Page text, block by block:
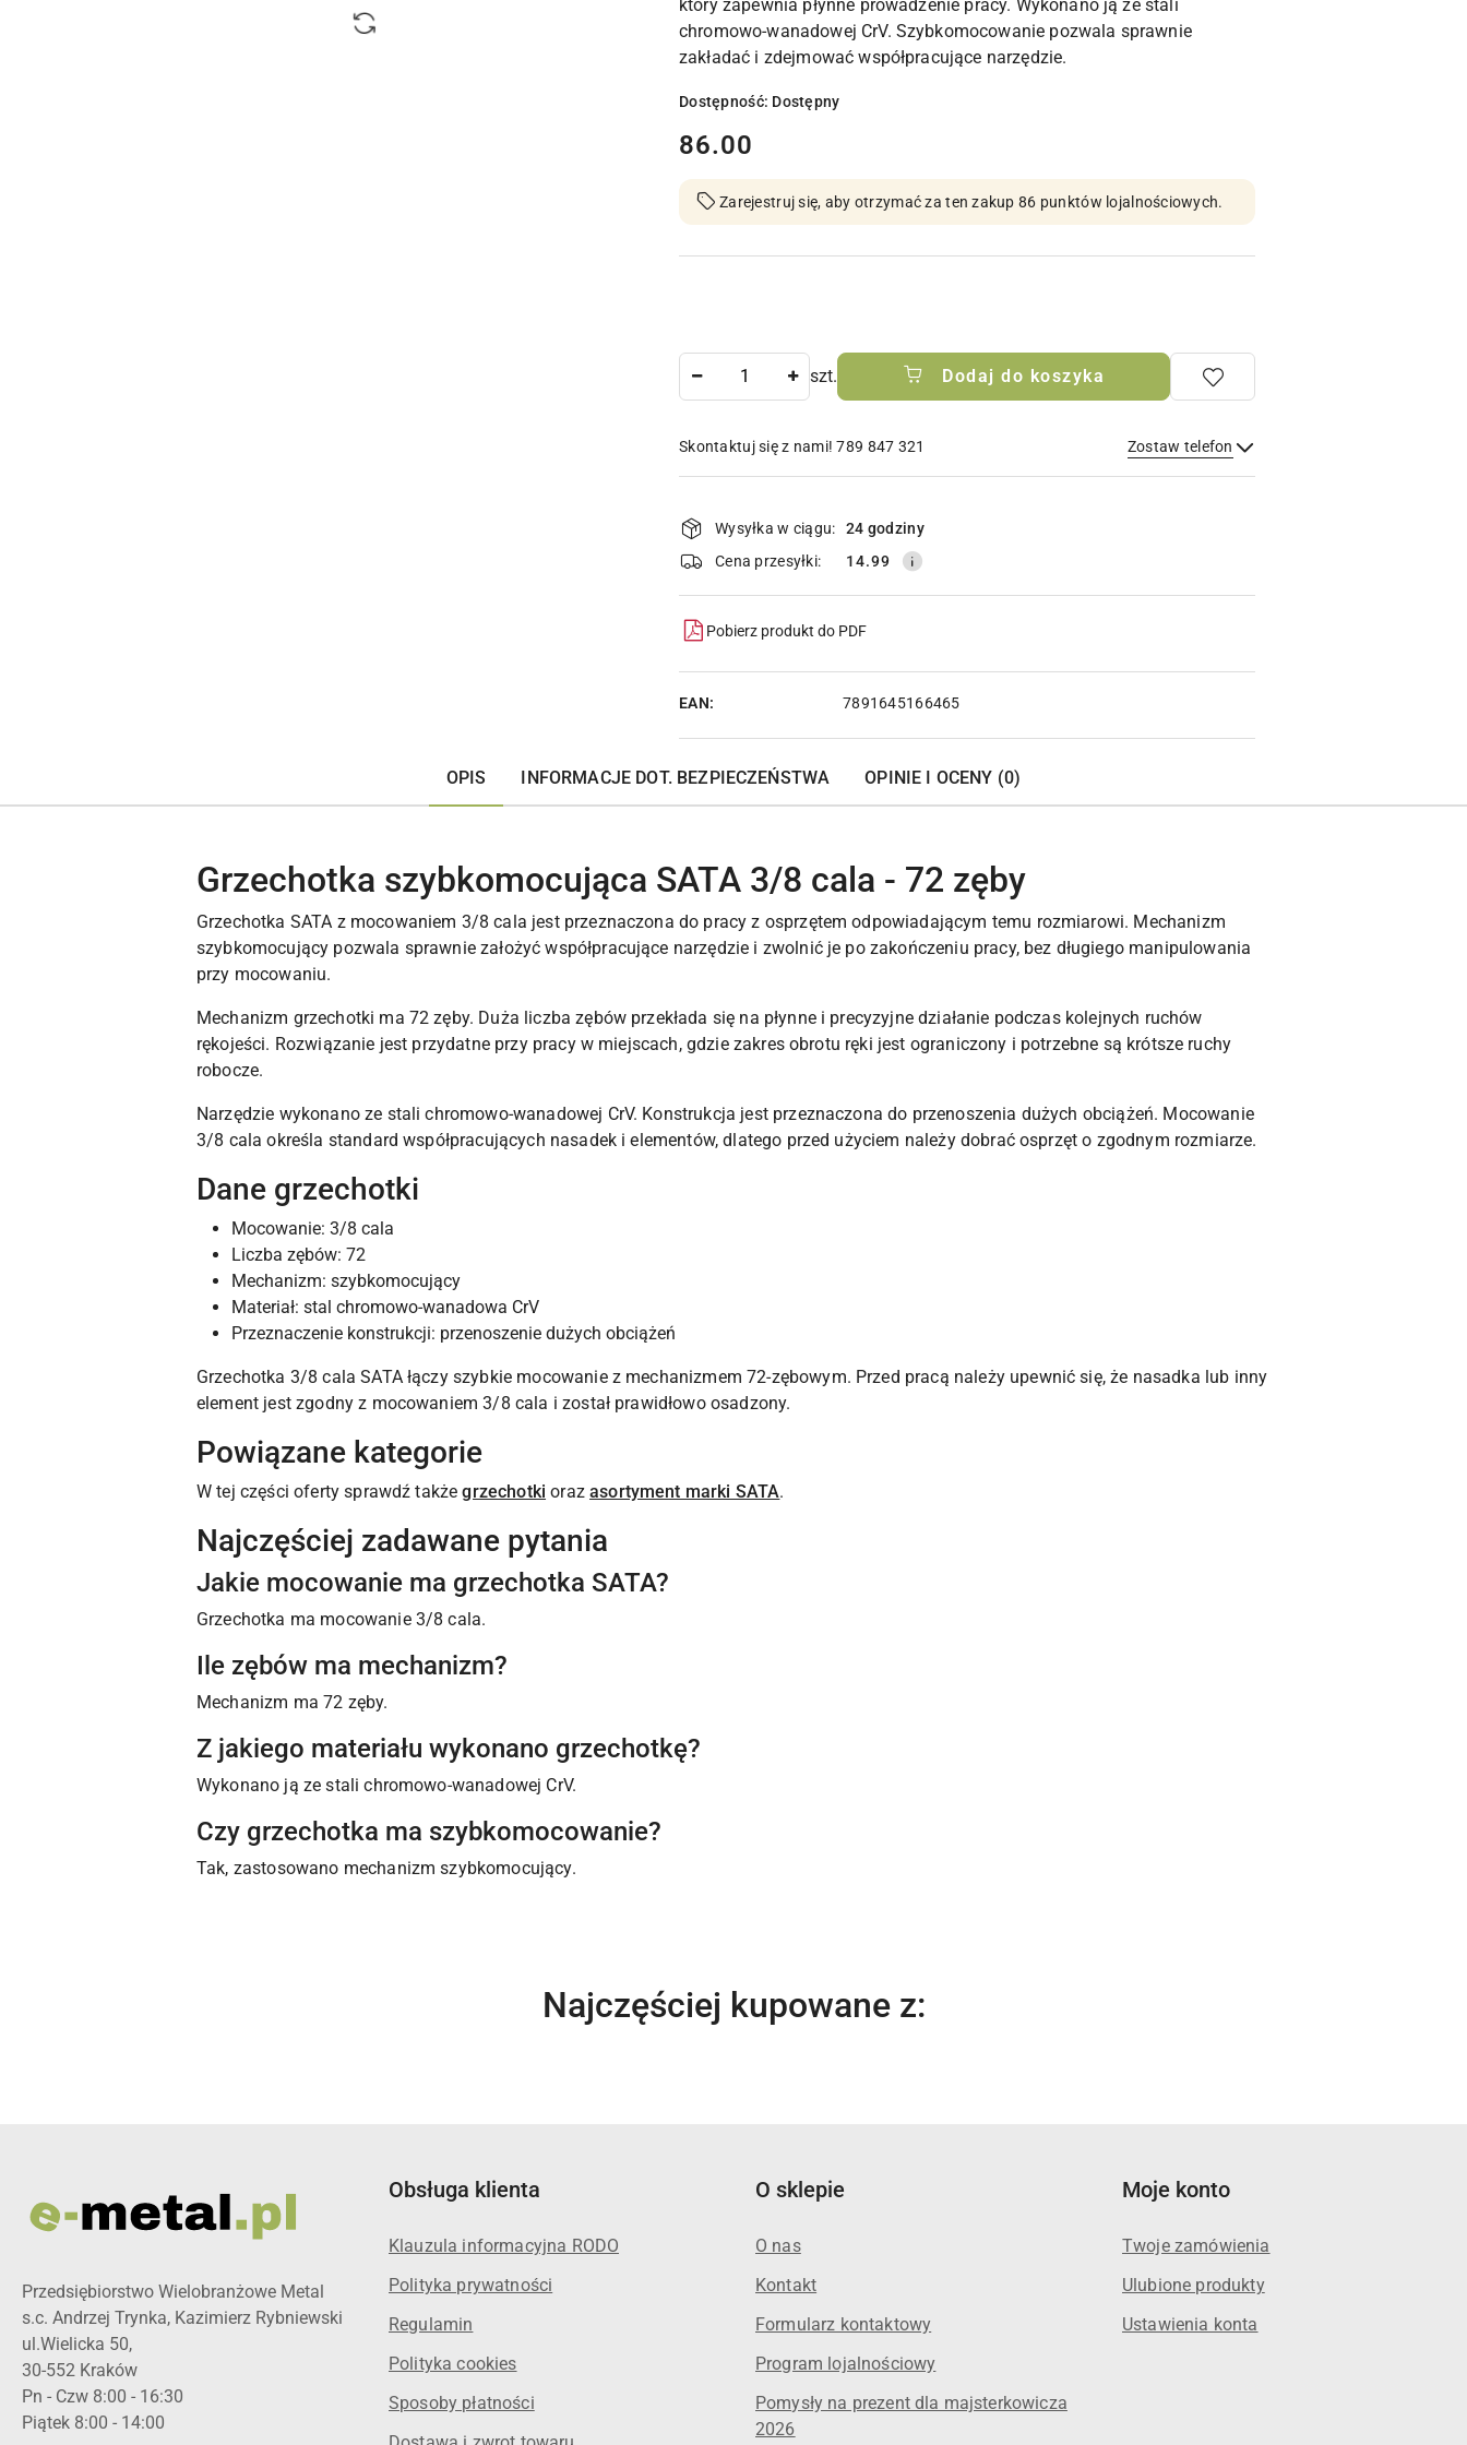
który zapewnia płynne prowadzenie pracy. Wykonano ją ze stali
chromowo-wanadowej CrV. Szybkomocowanie pozwala sprawnie
zakładać i zdejmować współpracujące narzędzie.
Dostępność: Dostępny
cena:
86.00
Zarejestruj się, aby otrzymać za ten zakup 86 punktów lojalnościowych.
szt. Dodaj do koszyka
Skontaktuj się z nami! 789 847 321 Zostaw telefon
Wyślij
i
dostawa
Wysyłka w ciągu:
24 godziny
Cena przesyłki:
14.99
Pobierz produkt do PDF
EAN: 7891645166465
OPIS INFORMACJE DOT. BEZPIECZEŃSTWA OPINIE I OCENY (0)
Grzechotka szybkomocująca SATA 3/8 cala - 72 zęby
Grzechotka SATA z mocowaniem 3/8 cala jest przeznaczona do pracy z osprzętem odpowiadającym temu rozmiarowi. Mechanizm
szybkomocujący pozwala sprawnie założyć współpracujące narzędzie i zwolnić je po zakończeniu pracy, bez długiego manipulowania
przy mocowaniu.
Mechanizm grzechotki ma 72 zęby. Duża liczba zębów przekłada się na płynne i precyzyjne działanie podczas kolejnych ruchów
rękojeści. Rozwiązanie jest przydatne przy pracy w miejscach, gdzie zakres obrotu ręki jest ograniczony i potrzebne są krótsze ruchy
robocze.
Narzędzie wykonano ze stali chromowo-wanadowej CrV. Konstrukcja jest przeznaczona do przenoszenia dużych obciążeń. Mocowanie
3/8 cala określa standard współpracujących nasadek i elementów, dlatego przed użyciem należy dobrać osprzęt o zgodnym rozmiarze.
Dane grzechotki
Mocowanie: 3/8 cala
Liczba zębów: 72
Mechanizm: szybkomocujący
Materiał: stal chromowo-wanadowa CrV
Przeznaczenie konstrukcji: przenoszenie dużych obciążeń
Grzechotka 3/8 cala SATA łączy szybkie mocowanie z mechanizmem 72-zębowym. Przed pracą należy upewnić się, że nasadka lub inny
element jest zgodny z mocowaniem 3/8 cala i został prawidłowo osadzony.
Powiązane kategorie
W tej części oferty sprawdź takżegrzechotki orazasortyment marki SATA.
Najczęściej zadawane pytania
Jakie mocowanie ma grzechotka SATA?
Grzechotka ma mocowanie 3/8 cala.
Ile zębów ma mechanizm?
Mechanizm ma 72 zęby.
Z jakiego materiału wykonano grzechotkę?
Wykonano ją ze stali chromowo-wanadowej CrV.
Czy grzechotka ma szybkomocowanie?
Tak, zastosowano mechanizm szybkomocujący.
Produkty
Najczęściej kupowane z:
Przedsiębiorstwo Wielobranżowe Metal
s.c. Andrzej Trynka, Kazimierz Rybniewski
ul.Wielicka 50,
30-552 Kraków
Pn - Czw 8:00 - 16:30
Piątek 8:00 - 14:00
Obsługa klienta
Klauzula informacyjna RODO
Polityka prywatności
Regulamin
Polityka cookies
Sposoby płatności
O sklepie
O nas
Kontakt
Formularz kontaktowy
Program lojalnościowy
Pomysły na prezent dla majsterkowicza
2026
Moje konto
Twoje zamówienia
Ulubione produkty
Ustawienia konta